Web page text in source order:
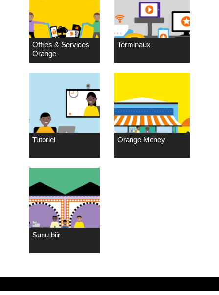
Offres & Services
Orange
Terminaux
Tutoriel Orange Money
Sunu biir